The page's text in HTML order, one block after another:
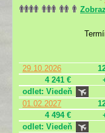
29.10.2026
4 241 €
odlet: Viedeň
01.02.2027
4 494 €
odlet: Viedeň